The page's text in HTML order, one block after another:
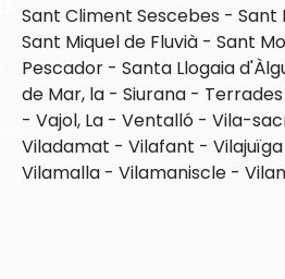
Sant Climent Sescebes - Sant
Sant Miquel de Fluvià - Sant
Pescador - Santa Llogaia
de Mar, la - Siurana - Terrades
- Vajol, La - Ventalló - Vila-
Viladamat - Vilafant - Vilajuïga
Vilamalla - Vilamaniscle -